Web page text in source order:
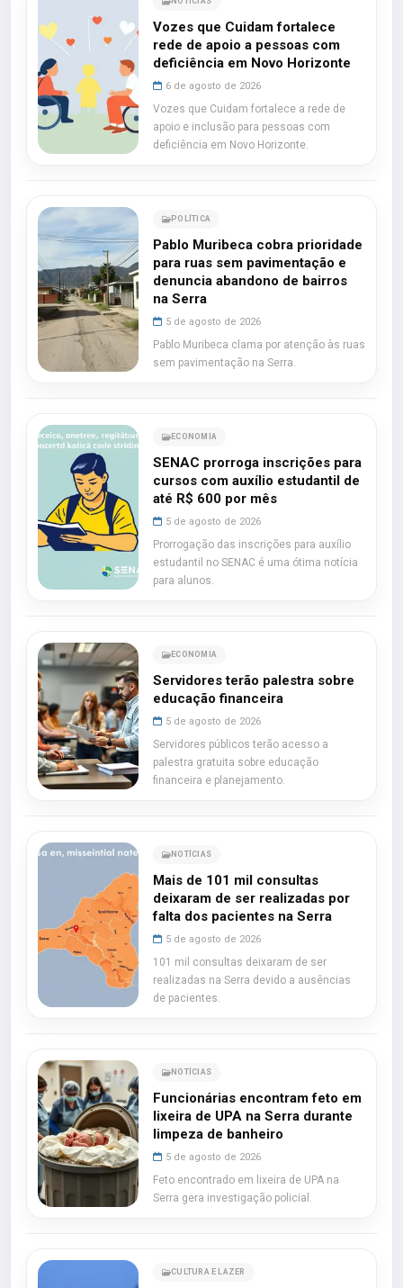
Vozes que Cuidam fortalece
rede de apoio a pessoas com
deficiência em Novo Horizonte
6 de agosto de 2026
Vozes que Cuidam fortalece a rede de
apoio e inclusão para pessoas com
deficiência em Novo Horizonte.
POLÍTICA
Pablo Muribeca cobra prioridade
para ruas sem pavimentação e
denuncia abandono de bairros
na Serra
5 de agosto de 2026
Pablo Muribeca clama por atenção às ruas
sem pavimentação na Serra.
ECONOMIA
SENAC prorroga inscrições para
cursos com auxílio estudantil de
até R$ 600 por mês
5 de agosto de 2026
Prorrogação das inscrições para auxílio
estudantil no SENAC é uma ótima notícia
para alunos.
ECONOMIA
Servidores terão palestra sobre
educação financeira
5 de agosto de 2026
Servidores públicos terão acesso a
palestra gratuita sobre educação
financeira e planejamento.
NOTÍCIAS
Mais de 101 mil consultas
deixaram de ser realizadas por
falta dos pacientes na Serra
5 de agosto de 2026
101 mil consultas deixaram de ser
realizadas na Serra devido a ausências
de pacientes.
NOTÍCIAS
Funcionárias encontram feto em
lixeira de UPA na Serra durante
limpeza de banheiro
5 de agosto de 2026
Feto encontrado em lixeira de UPA na
Serra gera investigação policial.
CULTURA E LAZER